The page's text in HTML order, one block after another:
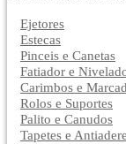
Ejetores
Estecas
Pinceis e Canetas
Fatiador e
Carimbos e
Rolos e Suportes
Palito e Canudos
Tapetes e